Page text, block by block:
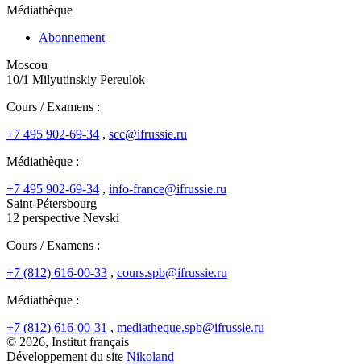
Médiathèque
Abonnement
Moscou
10/1 Milyutinskiy Pereulok
Cours / Examens :
+7 495 902-69-34 , scc@ifrussie.ru
Médiathèque :
+7 495 902-69-34 , info-france@ifrussie.ru
Saint-Pétersbourg
12 perspective Nevski
Cours / Examens :
+7 (812) 616-00-33 , cours.spb@ifrussie.ru
Médiathèque :
+7 (812) 616-00-31 , mediatheque.spb@ifrussie.ru
© 2026, Institut français
Développement du site Nikoland